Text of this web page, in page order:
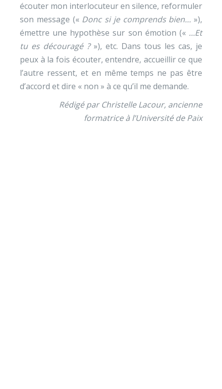
écouter mon interlocuteur en silence, reformuler
son message (« Donc si je comprends bien… »),
émettre une hypothèse sur son émotion (« …Et
tu es découragé ?»), etc. Dans tous les cas, je
peux à la fois écouter, entendre, accueillir ce que
l’autre ressent, et en même temps ne pas être
d’accord et dire « non » à ce qu’il me demande.
Rédigé par Christelle Lacour, ancienne
formatrice à l’Université de Paix